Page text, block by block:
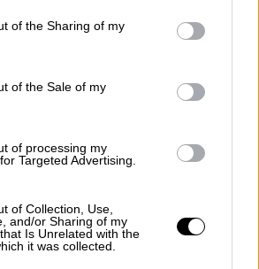
or usage behaviour. You may click to
to Google and its third-party tags to
specified purposes in below Google
of the Sharing of my
of the Sale of my
of processing my
Targeted Advertising.
of Collection, Use,
and/or Sharing of my
Is Unrelated with the
it was collected.
14:11
με παιδικές παραστάσεις:
και τον Μπιμπίλα μέχρι